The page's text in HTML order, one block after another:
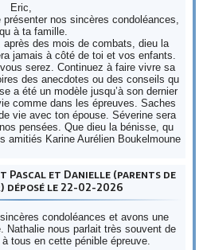
Eric,
nos sincères condoléances,
à ta famille.
après des mois de combats, dieu la
jamais à côté de toi et vos enfants.
serez. Continuez à faire vivre sa
des anecdotes ou des conseils qu
a été un modèle jusqu’à son dernier
comme dans les épreuves. Saches
vie avec ton épouse. Séverine sera
pensées. Que dieu la bénisse, qu
amitiés Karine Aurélien Boukelmoune
Pascal et Danielle (parents de
déposé le 22-02-2026
condoléances et avons une
Nathalie nous parlait très souvent de
tous en cette pénible épreuve.